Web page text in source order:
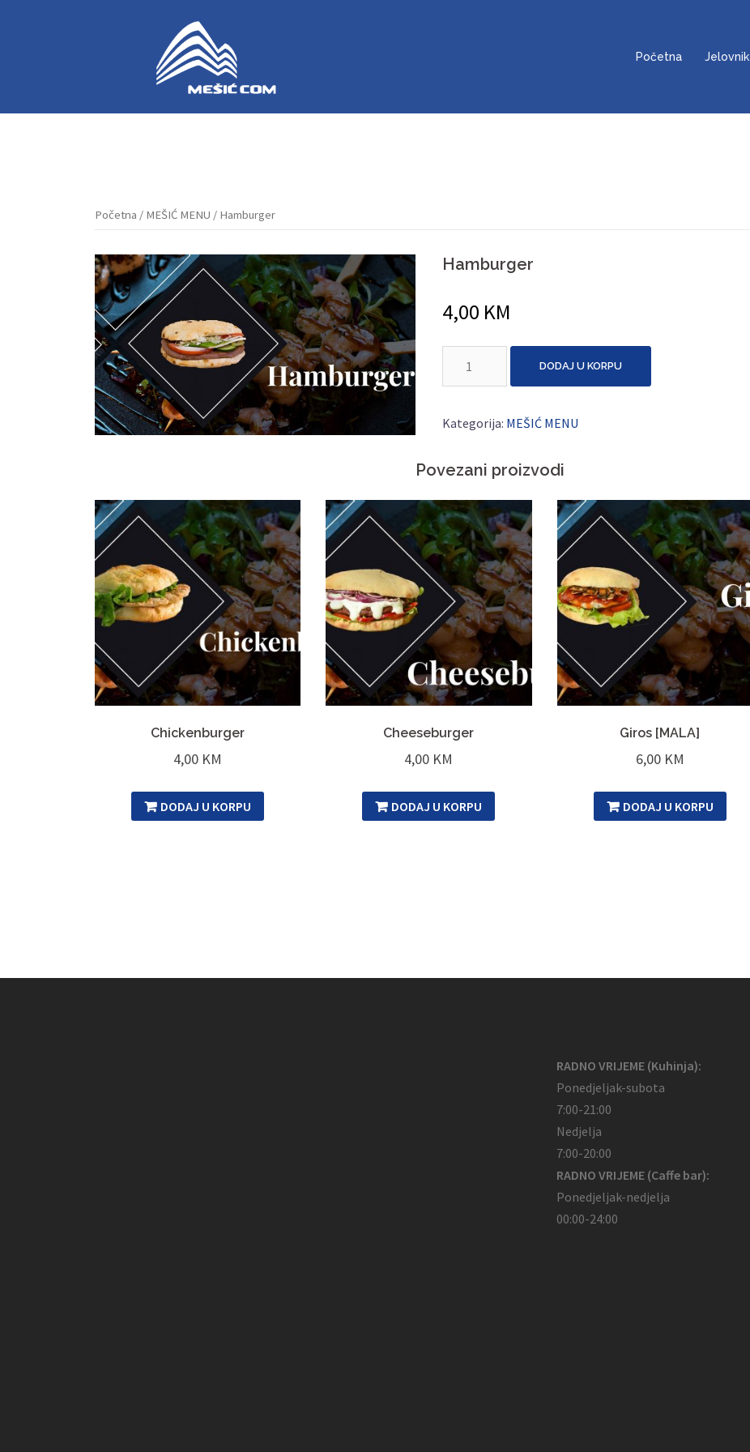
Početna Jelovnik
Početna / MEŠIĆ MENU / Hamburger
Hamburger
4,00 KM
DODAJ U KORPU
Kategorija: MEŠIĆ MENU
Povezani proizvodi
Chickenburger
4,00 KM
DODAJ U KORPU
Cheeseburger
4,00 KM
DODAJ U KORPU
Giros [MALA]
6,00 KM
DODAJ U KORPU
RADNO VRIJEME (Kuhinja):
Ponedjeljak-subota
7:00-21:00
Nedjelja
7:00-20:00
RADNO VRIJEME (Caffe bar):
Ponedjeljak-nedjelja
00:00-24:00